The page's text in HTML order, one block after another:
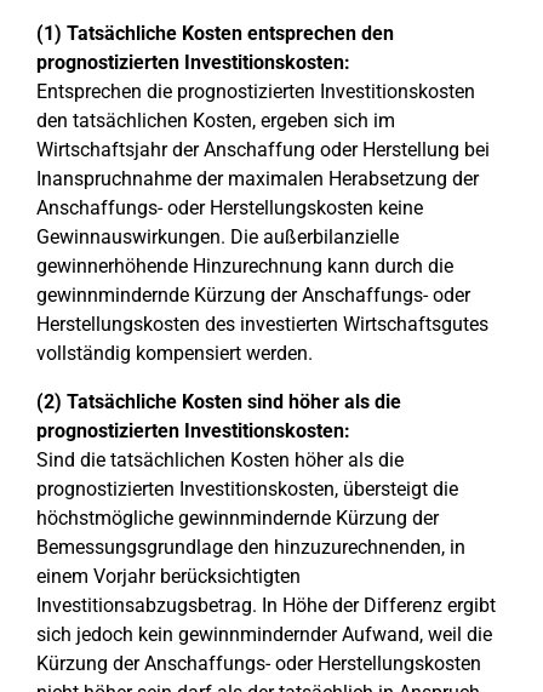
(1) Tatsächliche Kosten entsprechen den
prognostizierten Investitionskosten:
Entsprechen die prognostizierten Investitionskosten
den tatsächlichen Kosten, ergeben sich im
Wirtschaftsjahr der Anschaffung oder Herstellung bei
Inanspruchnahme der maximalen Herabsetzung der
Anschaffungs- oder Herstellungskosten keine
Gewinnauswirkungen. Die außerbilanzielle
gewinnerhöhende Hinzurechnung kann durch die
gewinnmindernde Kürzung der Anschaffungs- oder
Herstellungskosten des investierten Wirtschaftsgutes
vollständig kompensiert werden.
(2) Tatsächliche Kosten sind höher als die
prognostizierten Investitionskosten:
Sind die tatsächlichen Kosten höher als die
prognostizierten Investitionskosten, übersteigt die
höchstmögliche gewinnmindernde Kürzung der
Bemessungsgrundlage den hinzuzurechnenden, in
einem Vorjahr berücksichtigten
Investitionsabzugsbetrag. In Höhe der Differenz ergibt
sich jedoch kein gewinnmindernder Aufwand, weil die
Kürzung der Anschaffungs- oder Herstellungskosten